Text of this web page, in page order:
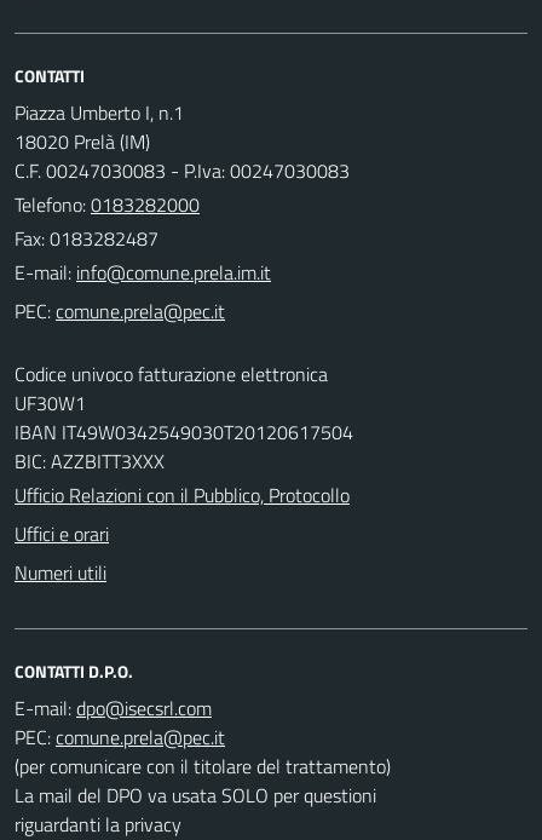
CONTATTI
Piazza Umberto I, n.1
18020 Prelà (IM)
C.F. 00247030083 - P.Iva: 00247030083
Telefono:0183282000
Fax: 0183282487
E-mail:
PEC:
Codice univoco fatturazione elettronica
UF30W1
IBAN IT49W0342549030T20120617504
BIC: AZZBITT3XXX
Ufficio Relazioni con il Pubblico, Protocollo
Uffici e orari
Numeri utili
CONTATTI D.P.O.
E-mail:
PEC:
(per comunicare con il titolare del trattamento)
La mail del DPO va usata SOLO per questioni
riguardanti la privacy